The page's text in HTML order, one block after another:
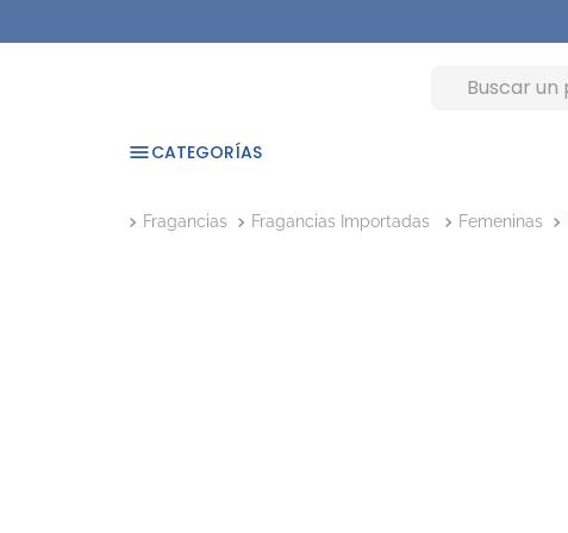
CATEGORÍAS
Fragancias Fragancias Importadas Femeninas